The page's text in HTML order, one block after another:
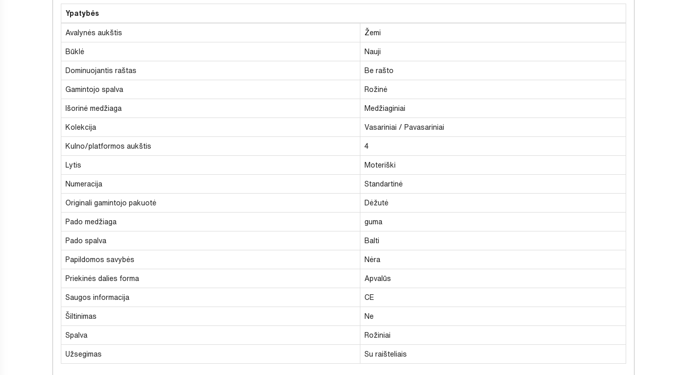
Ypatybės
Avalynės aukštis Žemi
Būklė Nauji
Dominuojantis raštas Be rašto
Gamintojo spalva Rožinė
Išorinė medžiaga Medžiaginiai
Kolekcija Vasariniai / Pavasariniai
Kulno/platformos aukštis 4
Lytis Moteriški
Numeracija Standartinė
Originali gamintojo pakuotė Dėžutė
Pado medžiaga guma
Pado spalva Balti
Papildomos savybės Nėra
Priekinės dalies forma Apvalūs
Saugos informacija CE
Šiltinimas Ne
Spalva Rožiniai
Užsegimas Su raišteliais